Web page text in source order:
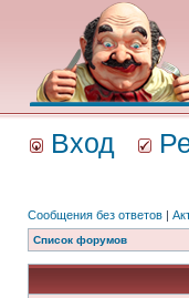
Вход
Сообщения без ответов |
Список форумов